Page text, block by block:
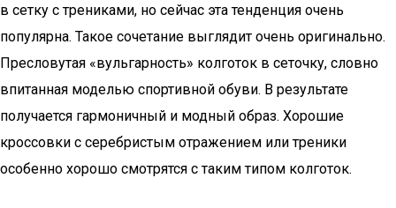
в сетку с трениками, но сейчас эта тенденция очень
популярна. Такое сочетание выглядит очень оригинально.
Пресловутая «вульгарность» колготок в сеточку, словно
впитанная моделью спортивной обуви. В результате
получается гармоничный и модный образ. Хорошие
кроссовки с серебристым отражением или треники
особенно хорошо смотрятся с таким типом колготок.